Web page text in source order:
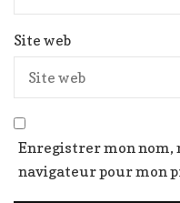
Site web
Enregistrer mon nom,
navigateur pour mon